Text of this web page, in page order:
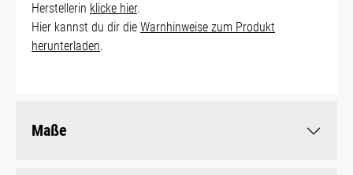
Herstellerin klicke hier.
Hier kannst du dir die Warnhinweise zum Produkt
herunterladen.
Maße